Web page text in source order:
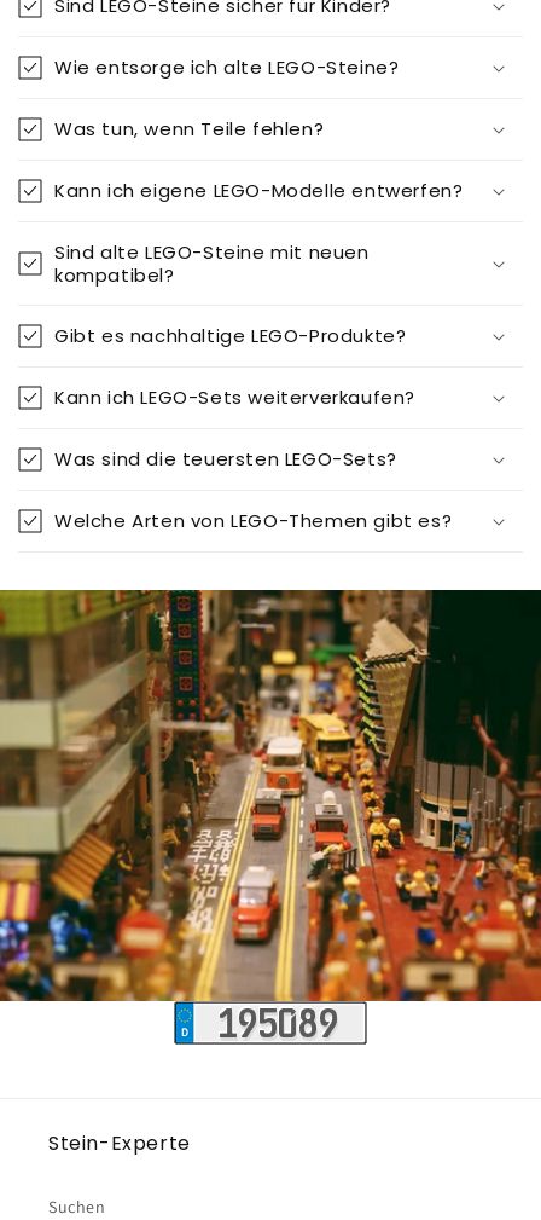
Sind LEGO-Steine sicher für Kinder?
Wie entsorge ich alte LEGO-Steine?
Was tun, wenn Teile fehlen?
Kann ich eigene LEGO-Modelle entwerfen?
Sind alte LEGO-Steine mit neuen
kompatibel?
Gibt es nachhaltige LEGO-Produkte?
Kann ich LEGO-Sets weiterverkaufen?
Was sind die teuersten LEGO-Sets?
Welche Arten von LEGO-Themen gibt es?
Stein-Experte
Suchen